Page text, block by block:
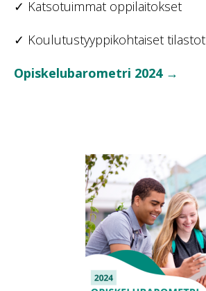
✓ Katsotuimmat oppilaitokset
✓ Koulutustyyppikohtaiset tilastot
Opiskelubarometri 2024 →